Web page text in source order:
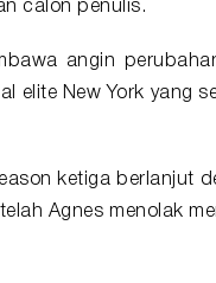
calon penulis.
angin
elite New York yang
ketiga berlanjut
Agnes menolak